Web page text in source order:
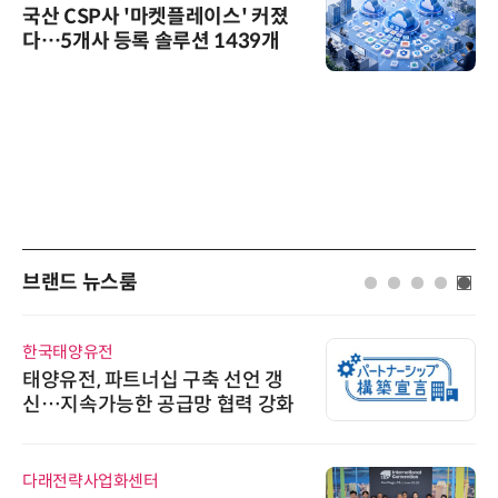
국산 CSP사 '마켓플레이스' 커졌
다…5개사 등록 솔루션 1439개
브랜드 뉴스룸
한국태양유전
태양유전, 파트너십 구축 선언 갱
신…지속가능한 공급망 협력 강화
다래전략사업화센터